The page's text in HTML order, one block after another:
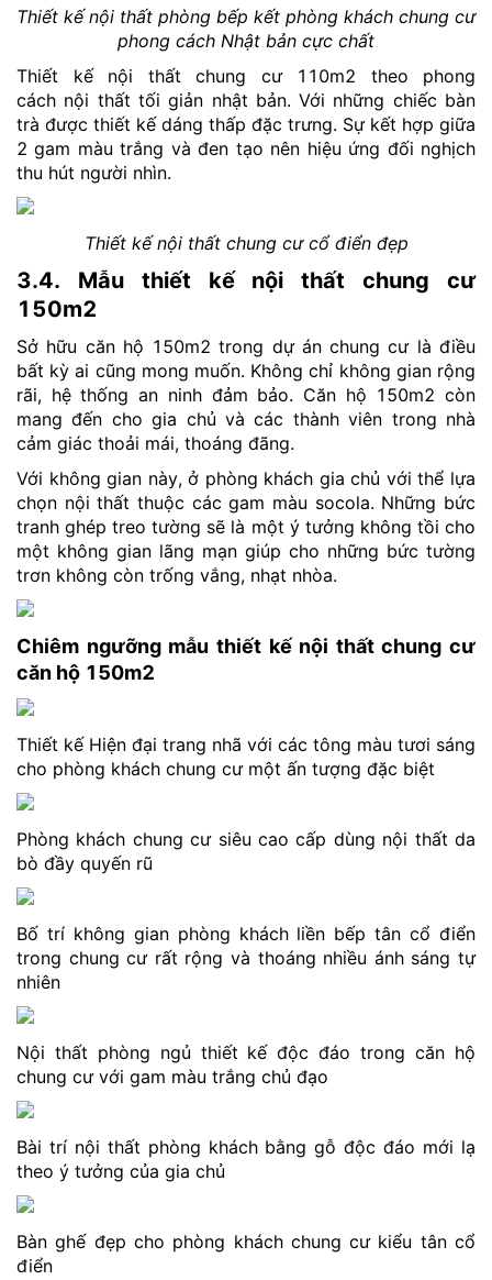
Thiết kế nội thất phòng bếp kết phòng khách chung cư
phong cách Nhật bản cực chất
Thiết kế nội thất chung cư 110m2 theo phong
cách nội thất tối giản nhật bản. Với những chiếc bàn
trà được thiết kế dáng thấp đặc trưng. Sự kết hợp giữa
2 gam màu trắng và đen tạo nên hiệu ứng đối nghịch
thu hút người nhìn.
Thiết kế nội thất chung cư cổ điển đẹp
3.4. Mẫu thiết kế nội thất chung cư
150m2
Sở hữu căn hộ 150m2 trong dự án chung cư là điều
bất kỳ ai cũng mong muốn. Không chỉ không gian rộng
rãi, hệ thống an ninh đảm bảo. Căn hộ 150m2 còn
mang đến cho gia chủ và các thành viên trong nhà
cảm giác thoải mái, thoáng đãng.
Với không gian này, ở phòng khách gia chủ với thể lựa
chọn nội thất thuộc các gam màu socola. Những bức
tranh ghép treo tường sẽ là một ý tưởng không tồi cho
một không gian lãng mạn giúp cho những bức tường
trơn không còn trống vắng, nhạt nhòa.
Chiêm ngưỡng mẫu thiết kế nội thất chung cư
căn hộ 150m2
Thiết kế Hiện đại trang nhã với các tông màu tươi sáng
cho phòng khách chung cư một ấn tượng đặc biệt
Phòng khách chung cư siêu cao cấp dùng nội thất da
bò đầy quyến rũ
Bố trí không gian phòng khách liền bếp tân cổ điển
trong chung cư rất rộng và thoáng nhiều ánh sáng tự
nhiên
Nội thất phòng ngủ thiết kế độc đáo trong căn hộ
chung cư với gam màu trắng chủ đạo
Bài trí nội thất phòng khách bằng gỗ độc đáo mới lạ
theo ý tưởng của gia chủ
Bàn ghế đẹp cho phòng khách chung cư kiểu tân cổ
điển